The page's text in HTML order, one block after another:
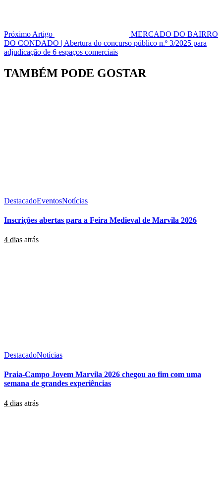
Próximo Artigo
MERCADO DO BAIRRO
DO CONDADO | Abertura do concurso público n.º 3/2025 para
adjudicação de 6 espaços comerciais
TAMBÉM PODE GOSTAR
DestacadoEventosNotícias
Inscrições abertas para a Feira Medieval de Marvila 2026
4 dias atrás
DestacadoNotícias
Praia-Campo Jovem Marvila 2026 chegou ao fim com uma
semana de grandes experiências
4 dias atrás